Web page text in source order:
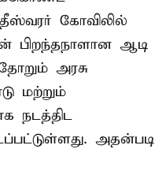
கோவிலில்
பிறந்தநாளான ஆடி
அரசு
மற்றும்
நடத்திட
அதன்படி